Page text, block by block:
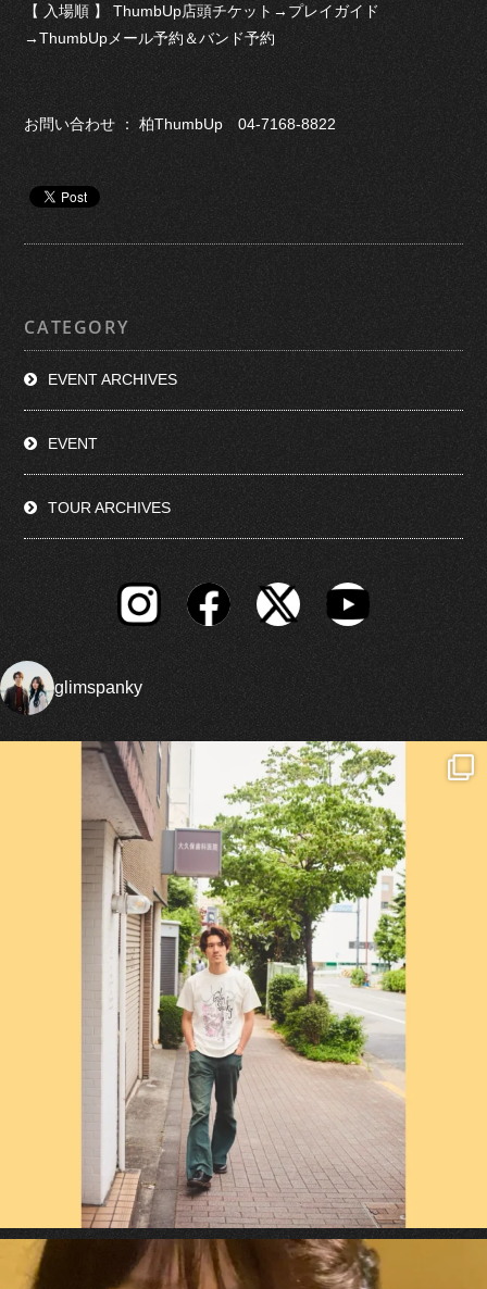
【 入場順 】 ThumbUp店頭チケット→プレイガイド
→ThumbUpメール予約＆バンド予約
お問い合わせ ： 柏ThumbUp 04-7168-8822
CATEGORY
EVENT ARCHIVES
EVENT
TOUR ARCHIVES
glimspanky